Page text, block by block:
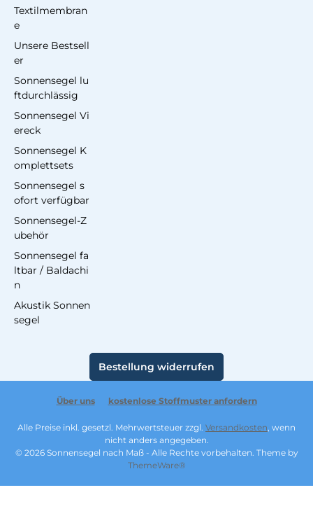
Textilmembran
e
Unsere Bestsell
er
Sonnensegel lu
ftdurchlässig
Sonnensegel Vi
ereck
Sonnensegel K
omplettsets
Sonnensegel s
ofort verfügbar
Sonnensegel-Z
ubehör
Sonnensegel fa
ltbar / Baldachi
n
Akustik Sonnen
segel
Bestellung widerrufen
Über uns kostenlose Stoffmuster anfordern
Alle Preise inkl. gesetzl. Mehrwertsteuer zzgl. Versandkosten, wenn
nicht anders angegeben.
© 2026 Sonnensegel nach Maß - Alle Rechte vorbehalten. Theme by
ThemeWare®